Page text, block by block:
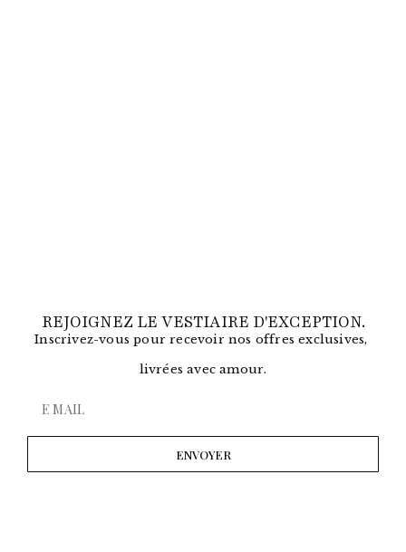
REJOIGNEZ LE VESTIAIRE D'EXCEPTION.
Inscrivez-vous pour recevoir nos offres exclusives,
livrées avec amour.
ENVOYER